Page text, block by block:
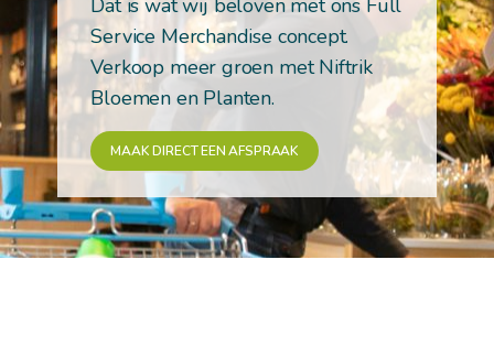
Dat is wat wij beloven met ons Full
Service Merchandise concept.
Verkoop meer groen met Niftrik
Bloemen en Planten.
MAAK DIRECT EEN AFSPRAAK